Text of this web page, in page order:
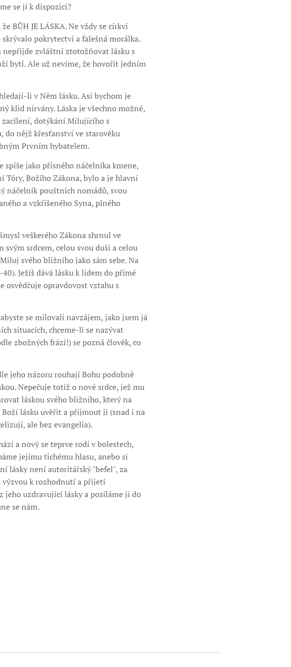
se jí k dispozici?
BŮH JE LÁSKA. Ne vždy se církvi
pokrytectví a falešná morálka.
nepřijde zvláštní ztotožňovat lásku s
bytí. Ale už nevíme, že hovořit jedním
li v Něm lásku. Asi bychom je
klid nirvány. Láska je všechno možné,
dotýkání Milujícího s
do nějž křesťanství ve starověku
Prvním hybatelem.
jako přísného náčelníka kmene,
Tóry, Božího Zákona, bylo a je hlavní
náčelník pouštních nomádů, svou
a vzkříšeného Syna, plného
veškerého Zákona shrnul ve
srdcem, celou svou duší a celou
svého bližního jako sám sebe. Na
Ježíš dává lásku k lidem do přímé
osvědčuje opravdovost vztahu s
se milovali navzájem, jako jsem já
situacích, chceme-li se nazývat
zbožných frází!) se pozná člověk, co
jeho názoru rouhají Bohu podobně
Nepečuje totiž o nové srdce, jež mu
láskou svého bližního, který na
lásku uvěřit a přijmout ji (snad i na
ale bez evangelia).
a nový se teprve rodí v bolestech,
jejímu tichému hlasu, anebo si
lásky není autoritářský "befel", za
výzvou k rozhodnutí a přijetí
jeho uzdravující lásky a posíláme ji do
se nám.